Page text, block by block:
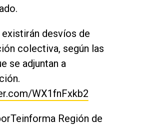
existirán desvíos de
colectiva, según las
se adjuntan a
WX1fnFxkb2
Región de